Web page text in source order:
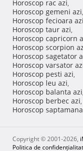
Horoscop rac azi,
Horoscop gemeni azi,
Horoscop fecioara azi
Horoscop taur azi,
Horoscop capricorn
Horoscop scorpion
Horoscop sagetator
Horoscop varsator
Horoscop pesti azi,
Horoscop leu azi,
Horoscop balanta azi,
Horoscop berbec azi,
Horoscop
Copyright © 2001-2026,
Politica de